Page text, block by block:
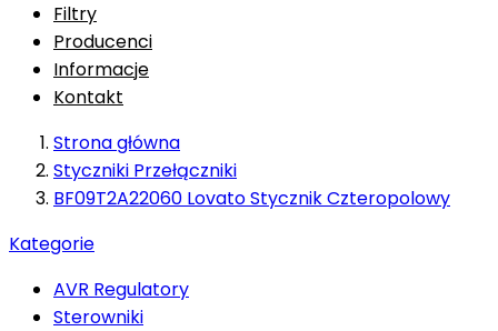
Filtry
Producenci
Informacje
Kontakt
Strona główna
Styczniki Przełączniki
BF09T2A22060 Lovato Stycznik Czteropolowy
Kategorie
AVR Regulatory
Sterowniki